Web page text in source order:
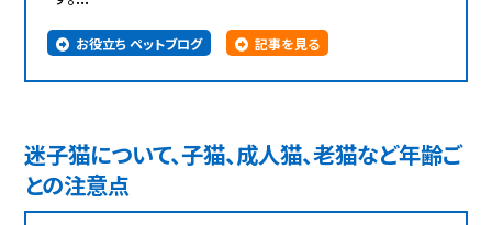
お役立ち ペットブログ 記事を見る
迷子猫について、子猫、成人猫、老猫など年齢ご
との注意点